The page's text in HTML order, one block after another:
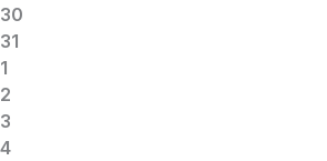
30
31
1
2
3
4